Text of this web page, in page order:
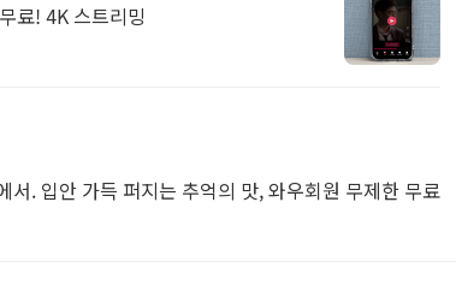
료! 4K 스트리밍
. 입안 가득 퍼지는 추억의 맛, 와우회원 무제한 무료